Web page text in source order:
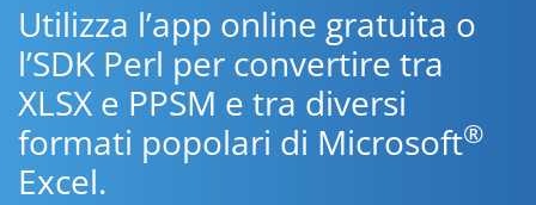
Utilizza l’app online gratuita o
l’SDK Perl per convertire tra
XLSX e PPSM e tra diversi
formati popolari di Microsoft®
Excel.